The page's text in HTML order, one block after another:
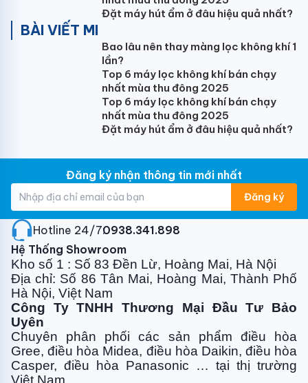
Cấp Khí Tươi 360 Độ Cho Không Khí Giàu Oxy
bố nhiệt độ đồng đều hơn, người dùng không cảm
thấy ngột ngạt và bí bách, luồng khí tươi luân chuyển
tạo cảm giác tươi mới, sảng khoái và tốt cho sức
khỏe.
Đặt máy hút ẩm ở đâu hiệu quả nhất?
BÀI VIẾT MI
Bao lâu nên thay màng lọc không khí 1
lần?
Top 6 máy lọc không khí bán chạy
nhất mùa thu đông 2025
Top 6 máy lọc không khí bán chạy
nhất mùa thu đông 2025
Đặt máy hút ẩm ở đâu hiệu quả nhất?
Đăng ký nhận thông tin mới nhất
Đăng ký
Hotline 24/7:0938.341.898
Hệ Thống Showroom
Kho số 1 : Số 83 Đền Lừ, Hoàng Mai, Hà Nội
Địa chỉ: Số 86 Tân Mai, Hoàng Mai, Thành Phố
Hà Nội, Việt Nam
Công Ty TNHH Thương Mại Đầu Tư Bảo
Uyên
Chuyên phân phối các sản phẩm điều hòa
Gree, điều hòa Midea, điều hòa Daikin, điều hòa
Casper, điều hòa Panasonic … tại thị trường
Việt Nam.